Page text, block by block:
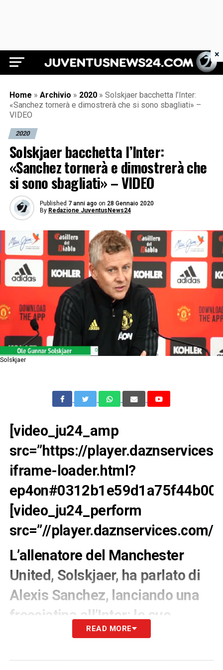
Juventus News 24
Home » Archivio » 2020 » Solskjaer bacchetta l’Inter:
«Sanchez tornerà e dimostrerà che si sono sbagliati» –
VIDEO
2020
Solskjaer bacchetta l’Inter:
«Sanchez tornerà e dimostrerà che
si sono sbagliati» – VIDEO
Published 7 anni ago on 28 Gennaio 2020
By Redazione JuventusNews24
Solskjaer
[video_ju24_amp
src=”https://
iframe-loader.html?
[video_ju24_perform
src=”//
L’allenatore del Manchester
United, Solskjaer, ha parlato di
Alexis Sanchez, lanciando una
frecciatina all’Inter: le sue
Solskjaerè intervenuto in conferenza
READ MORE
×